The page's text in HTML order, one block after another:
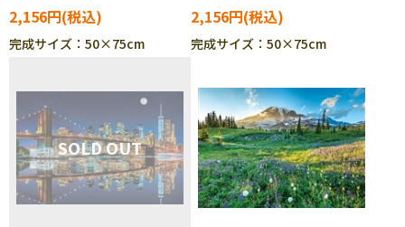
2,156円
完成サイズ：50×75cm
2,156円
完成サイズ：50×75cm